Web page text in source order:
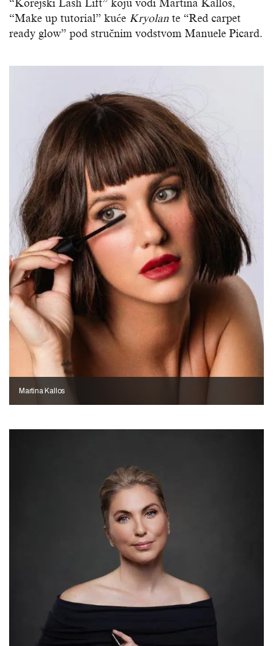
“Korejski Lash Lift” koju vodi Martina Kallos,
“Make up tutorial” kuće Kryolan te “Red carpet
ready glow” pod stručnim vodstvom Manuele Picard.
Martina Kallos